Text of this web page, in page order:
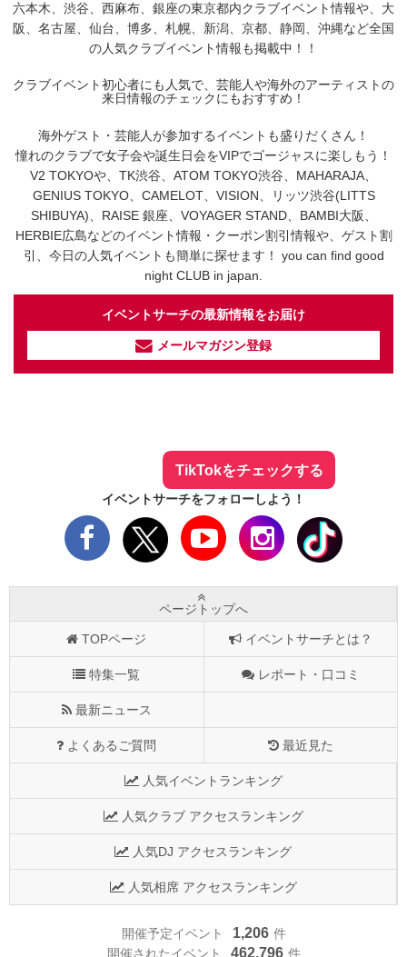
六本木、渋谷、西麻布、銀座の東京都内クラブイベント情報や、大
阪、名古屋、仙台、博多、札幌、新潟、京都、静岡、沖縄など全国
の人気クラブイベント情報も掲載中！！
クラブイベント初心者にも人気で、芸能人や海外のアーティストの
来日情報のチェックにもおすすめ！
海外ゲスト・芸能人が参加するイベントも盛りだくさん！
憧れのクラブで女子会や誕生日会をVIPでゴージャスに楽しもう！
V2 TOKYOや、TK渋谷、ATOM TOKYO渋谷、MAHARAJA、
GENIUS TOKYO、CAMELOT、VISION、リッツ渋谷(LITTS
SHIBUYA)、RAISE 銀座、VOYAGER STAND、BAMBI大阪、
HERBIE広島などのイベント情報・クーポン割引情報や、ゲスト割
引、今日の人気イベントも簡単に探せます！ you can find good
night CLUB in japan.
イベントサーチの最新情報をお届け
メールマガジン登録
TikTokをチェックする
イベントサーチをフォローしよう！
ページトップへ
TOPページ イベントサーチとは？
特集一覧 レポート・口コミ
最新ニュース
よくあるご質問 最近見た
人気イベントランキング
人気クラブ アクセスランキング
人気DJ アクセスランキング
人気相席 アクセスランキング
開催予定イベント 1,206 件
開催されたイベント
462,796 件